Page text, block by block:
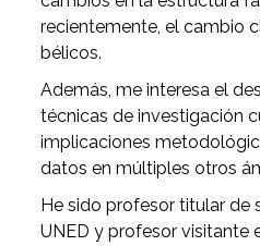
recientemente, el cambio
bélicos.
Además, me interesa el
técnicas de investigación
implicaciones
datos en múltiples otros
He sido profesor titular de
UNED y profesor visitante